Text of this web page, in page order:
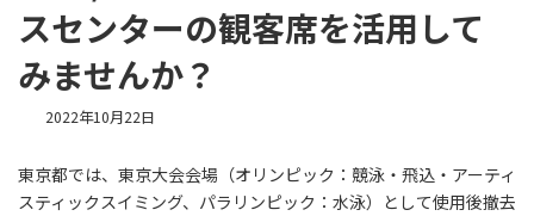
スセンターの観客席を活用して
みませんか？
2022年10月22日
東京都では、東京大会会場（オリンピック：競泳・飛込・アーティ
スティックスイミング、パラリンピック：水泳）として使用後撤去